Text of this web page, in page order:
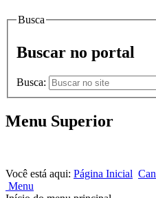
Busca
Buscar no portal
Busca:
Menu Superior
Você está aqui: Página Inicial
Menu